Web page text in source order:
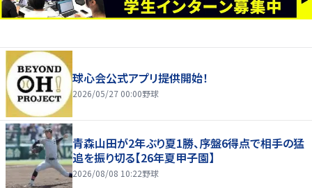
球心会公式アプリ提供開始！
2026/05/27 00:00野球
青森山田が2年ぶり夏1勝、序盤6得点で相手の猛
追を振り切る【26年夏甲子園】
2026/08/08 10:22野球